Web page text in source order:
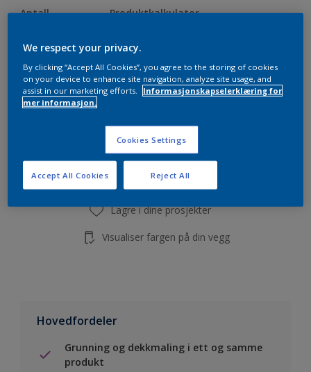
Antall Produktkalkulator
Legg i handleliste
Finn en forhandler
Lagre i dine prosjekter
Visualiser fargen på din vegg
Hovedfordeler
Grunning og dekkmaling i ett og samme
produkt
We respect your privacy.
By clicking “Accept All Cookies”, you agree to the storing of cookies
on your device to enhance site navigation, analyze site usage, and
assist in our marketing efforts.
Informasjonskapselerklæring for
mer informasjon.
Cookies Settings
Reject All
Accept All Cookies